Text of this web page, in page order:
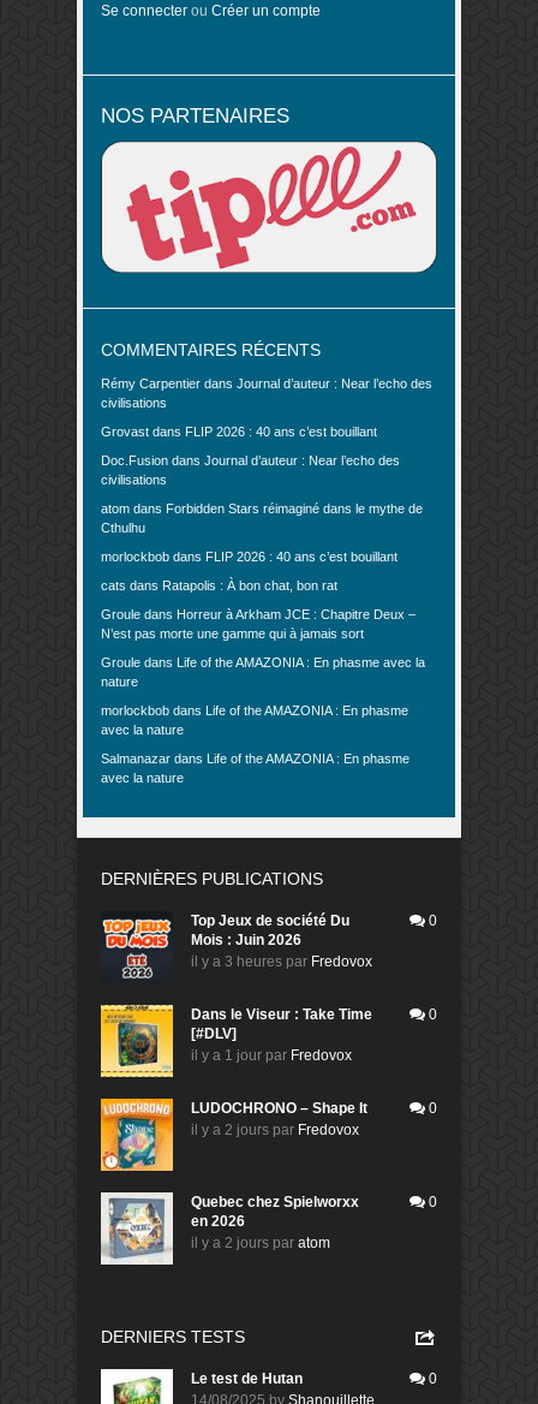
Se connecter ou Créer un compte
NOS PARTENAIRES
COMMENTAIRES RÉCENTS
Rémy Carpentier dans Journal d’auteur : Near l’echo des
civilisations
Grovast dans FLIP 2026 : 40 ans c’est bouillant
Doc.Fusion dans Journal d’auteur : Near l’echo des
civilisations
atom dans Forbidden Stars réimaginé dans le mythe de
Cthulhu
morlockbob dans FLIP 2026 : 40 ans c’est bouillant
cats dans Ratapolis : À bon chat, bon rat
Groule dans Horreur à Arkham JCE : Chapitre Deux –
N’est pas morte une gamme qui à jamais sort
Groule dans Life of the AMAZONIA : En phasme avec la
nature
morlockbob dans Life of the AMAZONIA : En phasme
avec la nature
Salmanazar dans Life of the AMAZONIA : En phasme
avec la nature
DERNIÈRES PUBLICATIONS
Top Jeux de société Du
Mois : Juin 2026
il y a 3 heures par Fredovox
0
Dans le Viseur : Take Time
[#DLV]
il y a 1 jour par Fredovox
0
LUDOCHRONO – Shape It
il y a 2 jours par Fredovox
0
Quebec chez Spielworxx
en 2026
il y a 2 jours par atom
0
DERNIERS TESTS
Le test de Hutan
14/08/2025 by Shanouillette
0